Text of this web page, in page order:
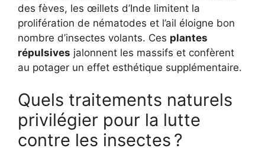
des fèves, les œillets d’Inde limitent la
prolifération de nématodes et l’ail éloigne bon
nombre d’insectes volants. Ces plantes
répulsives jalonnent les massifs et confèrent
au potager un effet esthétique supplémentaire.
Quels traitements naturels
privilégier pour la lutte
contre les insectes ?